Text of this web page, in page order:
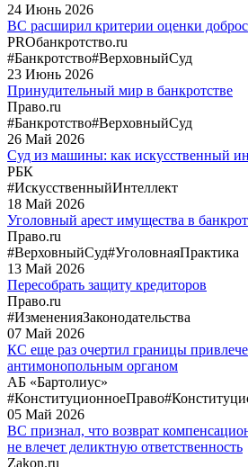
24 Июнь 2026
ВС расширил критерии оценки
PROбанкротство.ru
#Банкротство#ВерховныйСуд
23 Июнь 2026
Принудительный мир в банкротстве
Право.ru
#Банкротство#ВерховныйСуд
26 Май 2026
Суд из машины: как искусственный
РБК
#ИскусственныйИнтеллект
18 Май 2026
Уголовный арест имущества в
Право.ru
#ВерховныйСуд#УголовнаяПрактика
13 Май 2026
Пересобрать защиту кредиторов
Право.ru
#ИзмененияЗаконодательства
07 Май 2026
КС еще раз очертил границы
антимонопольным органом
АБ «Бартолиус»
#КонституционноеПраво
05 Май 2026
ВС признал, что возврат
не влечет деликтную ответственность
Zakon.ru